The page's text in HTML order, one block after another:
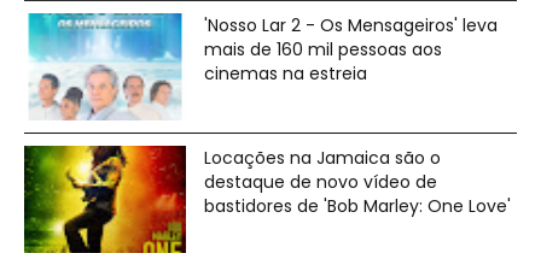
'Nosso Lar 2 - Os Mensageiros' leva
mais de 160 mil pessoas aos
cinemas na estreia
Locações na Jamaica são o
destaque de novo vídeo de
bastidores de 'Bob Marley: One Love'